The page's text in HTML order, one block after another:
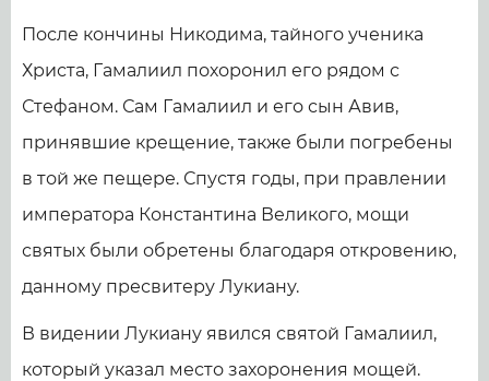
После кончины Никодима, тайного ученика
Христа, Гамалиил похоронил его рядом с
Стефаном. Сам Гамалиил и его сын Авив,
принявшие крещение, также были погребены
в той же пещере. Спустя годы, при правлении
императора Константина Великого, мощи
святых были обретены благодаря откровению,
данному пресвитеру Лукиану.
В видении Лукиану явился святой Гамалиил,
который указал место захоронения мощей.